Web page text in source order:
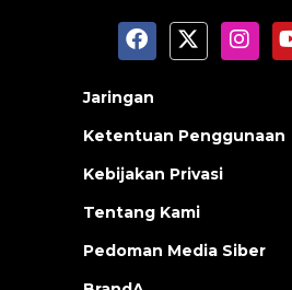
Jaringan
Ketentuan Penggunaan
Kebijakan Privasi
Tentang Kami
Pedoman Media Siber